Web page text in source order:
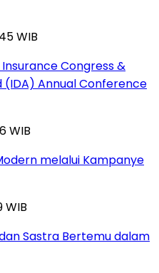
WIB
Congress &
Annual Conference
WIB
melalui Kampanye
WIB
dan Sastra Bertemu dalam